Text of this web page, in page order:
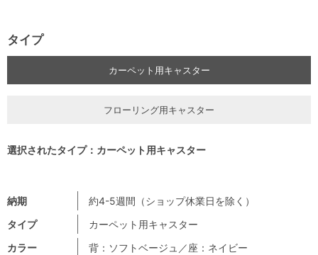
納期
約4-5週間（ショップ休業日を除く）
タイプ
カーペット用キャスター
カラー
背：ソフトベージュ／座：ネイビー
タイプ
カーペット用キャスター
フローリング用キャスター
選択されたタイプ：カーペット用キャスター